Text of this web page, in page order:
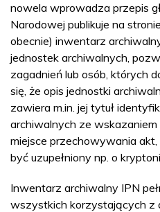
nowela wprowadza przepis
Narodowej publikuje na
obecnie) inwentarz
jednostek archiwalnych,
zagadnień lub osób, których
się, że opis jednostki
zawiera m.in. jej tytuł
archiwalnych ze
miejsce przechowywania akt,
być uzupełniony np. o
Inwentarz archiwalny IPN
wszystkich korzystających z